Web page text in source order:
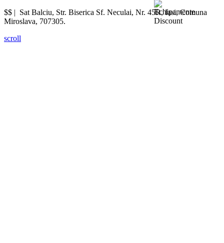
$$ | Sat Balciu, Str. Biserica Sf. Neculai, Nr. 45R,Iasi,Comuna
Miroslava, 707305.
scroll